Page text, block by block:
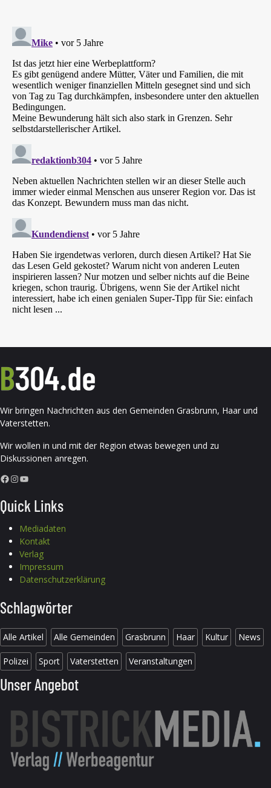
Wir bringen Nachrichten aus den Gemeinden Grasbrunn, Haar und
Vaterstetten.
Wir wollen in und mit der Region etwas bewegen und zu
Diskussionen anregen.
Facebook InstagramYouTube
Quick Links
Mediadaten
Kontakt
Verlag
Impressum
Datenschutzerklärung
Schlagwörter
Alle Artikel Alle Gemeinden Grasbrunn Haar Kultur News
Polizei Sport Vaterstetten Veranstaltungen
Unser Angebot